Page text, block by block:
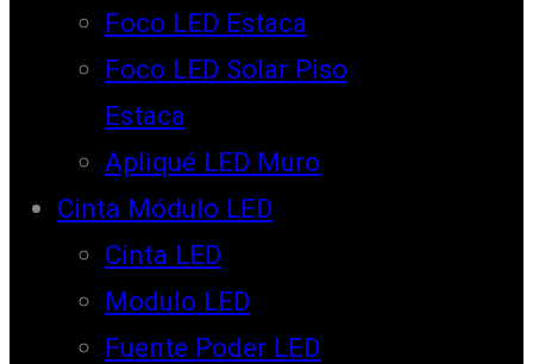
Foco LED Estaca
Foco LED Solar Piso
Estaca
Apliqué LED Muro
Cinta Módulo LED
Cinta LED
Modulo LED
Fuente Poder LED